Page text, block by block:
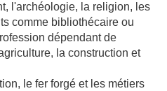
l'archéologie, la religion, les
comme bibliothécaire ou
dépendant de
la construction et
le fer forgé et les métiers